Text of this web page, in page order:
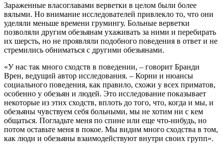
Зараженные власоглавами верветки в целом были более
вялыми. Но внимание исследователей привлекло то, что они
уделяли меньше времени грумингу. Больные верветки
позволяли другим обезьянам ухаживать за ними и перебирать
их шерсть, но не проявляли подобного поведения в ответ и не
стремились обниматься с другими обезьянами.
«У нас так много сходств в поведении, – говорит Бранди
Врен, ведущий автор исследования. – Корни и нюансы
социального поведения, как правило, схожи у всех приматов,
особенно у обезьян и людей. Это исследование показывает
некоторые из этих сходств, вплоть до того, что, когда и мы, и
обезьяны чувствуем себя больными, мы не хотим ни с кем
общаться. Погладьте меня по спине или еще что-нибудь, но
потом оставьте меня в покое. Мы видим много сходства в том,
как люди и обезьяны взаимодействуют внутри своих групп».